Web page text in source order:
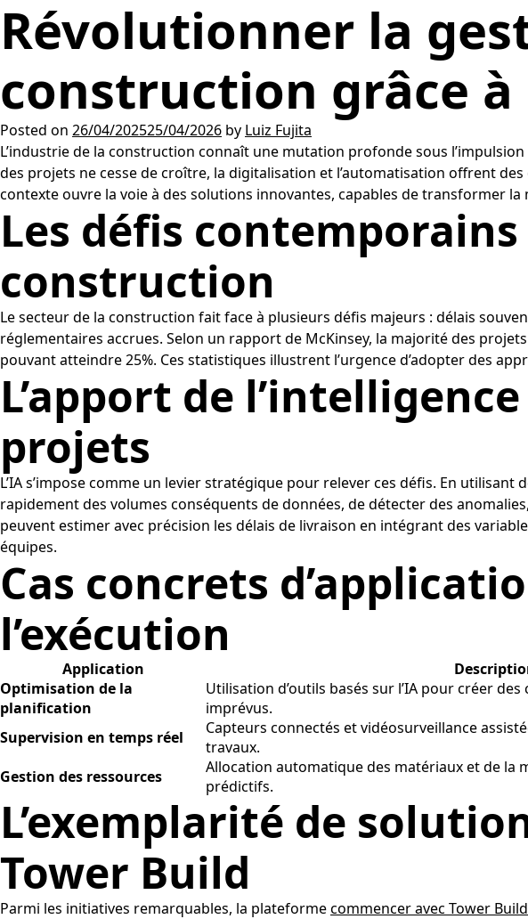
Révolutionner la
construction grâce
Posted on 26/04/202525/04/2026 by Luiz Fujita
L’industrie de la construction connaît une mutation profonde sous
des projets ne cesse de croître, la digitalisation et l’automatisation offrent
contexte ouvre la voie à des solutions innovantes, capables de transformer
Les défis
construction
Le secteur de la construction fait face à plusieurs défis majeurs : délais
réglementaires accrues. Selon un rapport de McKinsey, la majorité des
pouvant atteindre 25%. Ces statistiques illustrent l’urgence d’adopter des
L’apport de
projets
L’IA s’impose comme un levier stratégique pour relever ces défis. En
rapidement des volumes conséquents de données, de détecter des
peuvent estimer avec précision les délais de livraison en intégrant des
équipes.
Cas concrets
l’exécution
Application
Optimisation de la
planification
Utilisation d’outils basés sur l’IA pour créer
imprévus.
Supervision en temps réel
Capteurs connectés et vidéosurveillance
travaux.
Gestion des ressources
Allocation automatique des matériaux et de la
prédictifs.
L’exemplarité de
Tower Build
Parmi les initiatives remarquables, la plateformecommencer avec Tower